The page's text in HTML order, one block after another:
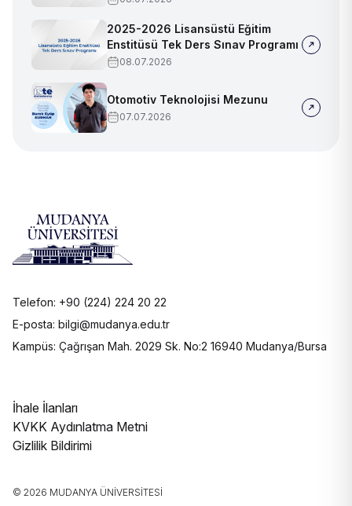
2025-2026 Lisansüstü Eğitim
Enstitüsü Tek Ders Sınav Programı
08.07.2026
Otomotiv Teknolojisi Mezunu
07.07.2026
Telefon: +90 (224) 224 20 22
E-posta: bilgi@mudanya.edu.tr
Kampüs: Çağrışan Mah. 2029 Sk. No:2 16940 Mudanya/Bursa
İhale İlanları
KVKK Aydınlatma Metni
Gizlilik Bildirimi
© 2026 MUDANYA ÜNIVERSITESI